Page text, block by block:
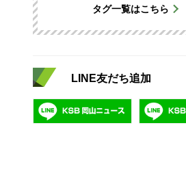
タグ一覧はこちら
LINE友だち追加